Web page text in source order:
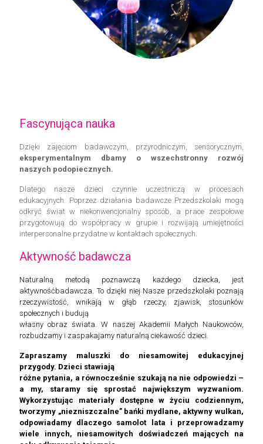
Fascynująca nauka
Dzięki zajęciom badawczym, przyrodniczym, sensorycznym,
eksperymentalnym dbamy o wszechstronny rozwój
naszych podopiecznych.
Dlatego nasze dzieci czynnie uczestniczą w procesach
edukacyjnych. Poprzez działania badawcze Przedszkolaki mogą
odkryć świat w niekonwencjonalny sposób, a prace zespołowe
przygotowują do współpracy w grupie i rozwĳają umiejętności
interpersonalne przydatne w kontaktach społecznych.
Aktywność badawcza
Naturalną metodą poznawczą każdego dziecka, jest
aktywnośćbadawcza. To dzięki niej Nasze przedszkolaki poznają
rzeczywistość, wnikają w głąb rzeczy, zjawisk, stosunków
społecznych i budują
własny obraz świata. W naszej Akademii Małych Naukowców,
rozbudzamy i zaspakajamy naturalną ciekawość dzieci.
Zapraszamy maluszki do niesamowitej edukacyjnej
przygody. Dzieci stawiają
różne pytania, a równocześnie szukają na nie odpowiedzi –
a my, staramy się sprostać największym wyzwaniom.
Wykorzystując materiały dostępne w życiu codziennym,
tworzymy „niezniszczalne” bańki mydlane, aktywny wulkan,
odpowiadamy dlaczego samolot lata i przeprowadzamy
wiele innych, niesamowitych doświadczeń mających na